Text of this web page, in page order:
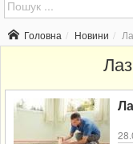
Головна Новини